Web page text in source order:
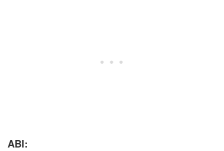
ABI: